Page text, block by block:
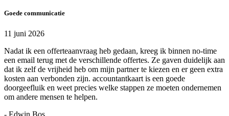
Goede communicatie
11 juni 2026
Nadat ik een offerteaanvraag heb gedaan, kreeg ik binnen no-time
een email terug met de verschillende offertes. Ze gaven duidelijk aan
dat ik zelf de vrijheid heb om mijn partner te kiezen en er geen extra
kosten aan verbonden zijn. accountantkaart is een goede
doorgeefluik en weet precies welke stappen ze moeten ondernemen
om andere mensen te helpen.
- Edwin Bos